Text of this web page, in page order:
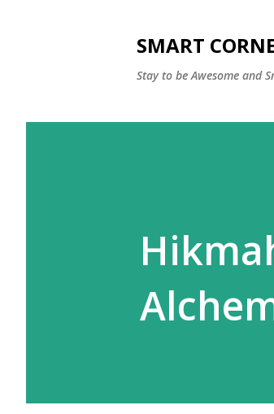
SMART
Stay to be Awesome and